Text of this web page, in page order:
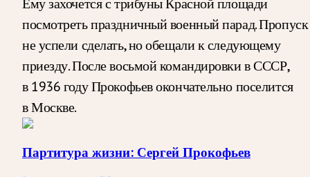
посмотреть праздничный военный парад. Пропуск
не успели сделать, но обещали к следующему
приезду. После восьмой командировки в СССР,
в 1936 году Прокофьев окончательно поселится
в Москве.
Партитура жизни: Сергей Прокофьев